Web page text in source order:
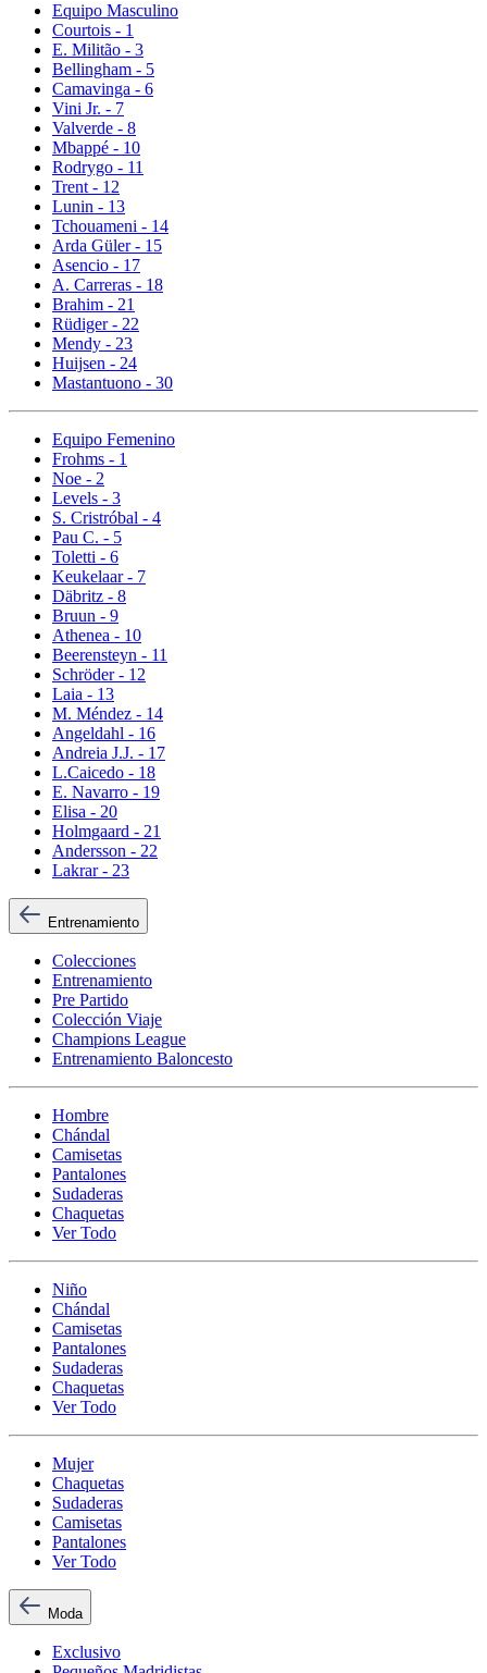
Equipo Masculino
Courtois - 1
E. Militão - 3
Bellingham - 5
Camavinga - 6
Vini Jr. - 7
Valverde - 8
Mbappé - 10
Rodrygo - 11
Trent - 12
Lunin - 13
Tchouameni - 14
Arda Güler - 15
Asencio - 17
A. Carreras - 18
Brahim - 21
Rüdiger - 22
Mendy - 23
Huijsen - 24
Mastantuono - 30
Equipo Femenino
Frohms - 1
Noe - 2
Levels - 3
S. Cristróbal - 4
Pau C. - 5
Toletti - 6
Keukelaar - 7
Däbritz - 8
Bruun - 9
Athenea - 10
Beerensteyn - 11
Schröder - 12
Laia - 13
M. Méndez - 14
Angeldahl - 16
Andreia J.J. - 17
L.Caicedo - 18
E. Navarro - 19
Elisa - 20
Holmgaard - 21
Andersson - 22
Lakrar - 23
Entrenamiento
Colecciones
Entrenamiento
Pre Partido
Colección Viaje
Champions League
Entrenamiento Baloncesto
Hombre
Chándal
Camisetas
Pantalones
Sudaderas
Chaquetas
Ver Todo
Niño
Chándal
Camisetas
Pantalones
Sudaderas
Chaquetas
Ver Todo
Mujer
Chaquetas
Sudaderas
Camisetas
Pantalones
Ver Todo
Moda
Exclusivo